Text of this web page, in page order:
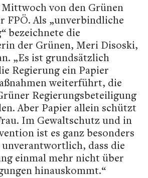
von den Grünen
FPÖ. Als „unverbindliche
bezeichnete die
der Grünen, Meri Disoski,
„Es ist grundsätzlich
Regierung ein Papier
weiterführt, die
Regierungsbeteiligung
Aber Papier allein schützt
Im Gewaltschutz und in
ist es ganz besonders
dass die
einmal mehr nicht über
hinauskommt.“